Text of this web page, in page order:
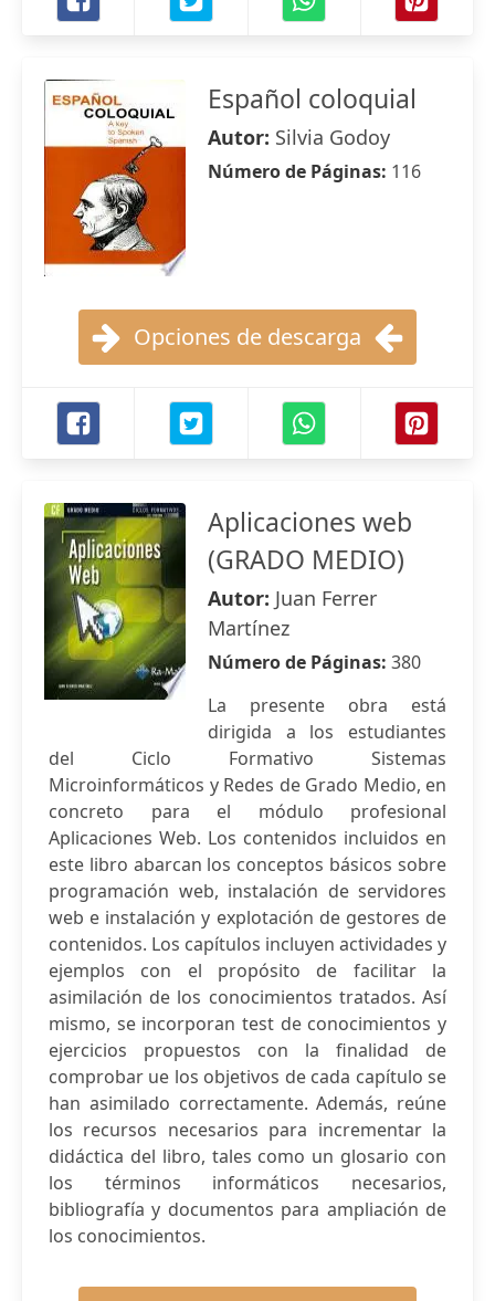
Español coloquial
Autor: Silvia Godoy
Número de Páginas: 116
Opciones de descarga
Aplicaciones web
(GRADO MEDIO)
Autor: Juan Ferrer
Martínez
Número de Páginas: 380
La presente obra está
dirigida a los estudiantes
del Ciclo Formativo Sistemas
Microinformáticos y Redes de Grado Medio, en
concreto para el módulo profesional
Aplicaciones Web. Los contenidos incluidos en
este libro abarcan los conceptos básicos sobre
programación web, instalación de servidores
web e instalación y explotación de gestores de
contenidos. Los capítulos incluyen actividades y
ejemplos con el propósito de facilitar la
asimilación de los conocimientos tratados. Así
mismo, se incorporan test de conocimientos y
ejercicios propuestos con la finalidad de
comprobar ue los objetivos de cada capítulo se
han asimilado correctamente. Además, reúne
los recursos necesarios para incrementar la
didáctica del libro, tales como un glosario con
los términos informáticos necesarios,
bibliografía y documentos para ampliación de
los conocimientos.